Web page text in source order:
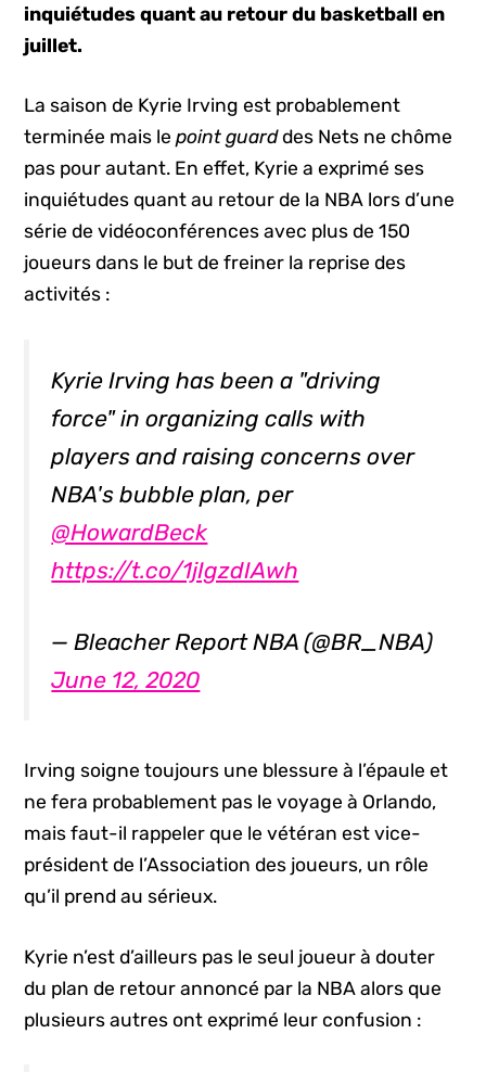
inquiétudes quant au retour du basketball en
juillet.
La saison de Kyrie Irving est probablement
terminée mais lepoint guarddes Nets ne chôme
pas pour autant. En effet, Kyrie a exprimé ses
inquiétudes quant au retour de la NBA lors d’une
série de vidéoconférences avec plus de 150
joueurs dans le but de freiner la reprise des
activités :
Kyrie Irving has been a "driving
force" in organizing calls with
players and raising concerns over
NBA's bubble plan, per
@HowardBeck
https://t.co/1jIgzdIAwh
— Bleacher Report NBA (@BR_NBA)
June 12, 2020
Irving soigne toujours une blessure à l’épaule et
ne fera probablement pas le voyage à Orlando,
mais faut-il rappeler que le vétéran est vice-
président de l’Association des joueurs, un rôle
qu’il prend au sérieux.
Kyrie n’est d’ailleurs pas le seul joueur à douter
du plan de retour annoncé par la NBA alors que
plusieurs autres ont exprimé leur confusion :